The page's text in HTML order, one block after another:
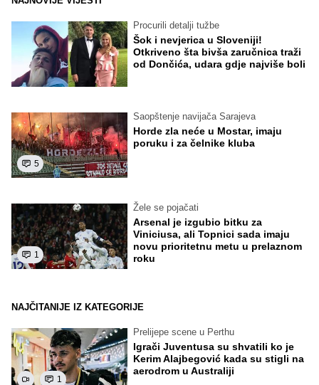
Procurili detalji tužbe
Šok i nevjerica u Sloveniji!
Otkriveno šta bivša zaručnica traži
od Dončića, udara gdje najviše boli
5
Saopštenje navijača Sarajeva
Horde zla neće u Mostar, imaju
poruku i za čelnike kluba
1
Žele se pojačati
Arsenal je izgubio bitku za
Viniciusa, ali Topnici sada imaju
novu prioritetnu metu u prelaznom
roku
NAJČITANIJE IZ KATEGORIJE
1
Prelijepe scene u Perthu
Igrači Juventusa su shvatili ko je
Kerim Alajbegović kada su stigli na
aerodrom u Australiji